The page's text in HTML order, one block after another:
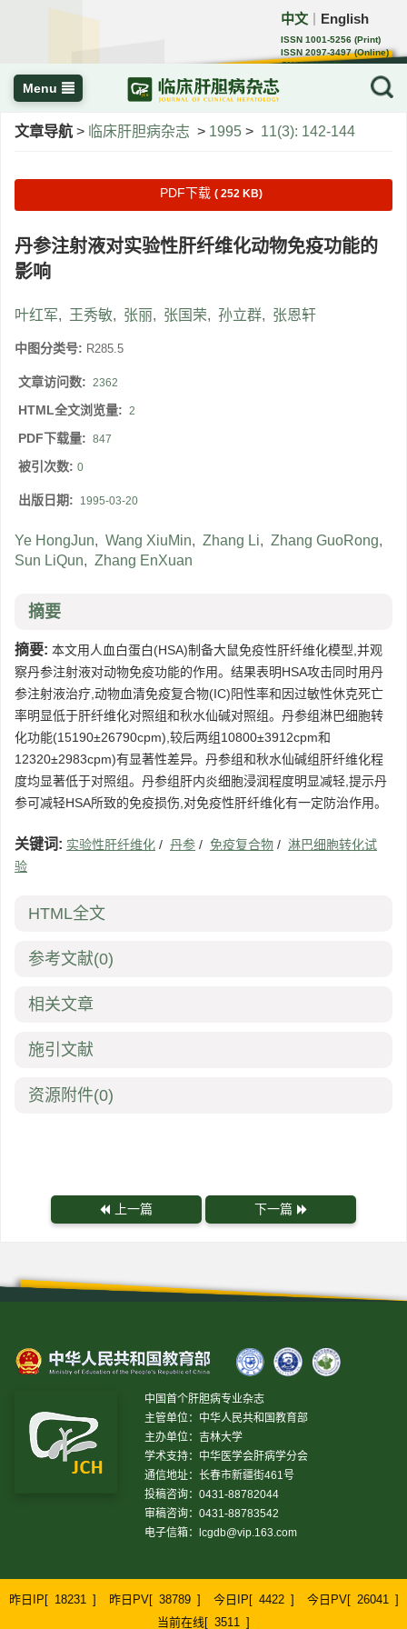
中文 English
ISSN 1001-5256 (Print)
ISSN 2097-3497 (Online)
CN 22-1108/R
Menu
文章导航 > 临床肝胆病杂志 > 1995 > 11(3): 142-144
PDF下载 ( 252 KB)
丹参注射液对实验性肝纤维化动物免疫功能的
影响
叶红军, 王秀敏, 张丽, 张国荣, 孙立群, 张恩轩
中图分类号: R285.5
文章访问数: 2362
HTML全文浏览量: 2
PDF下载量: 847
被引次数: 0
出版日期: 1995-03-20
Ye HongJun, Wang XiuMin, Zhang Li, Zhang GuoRong,
Sun LiQun, Zhang EnXuan
摘要
摘要: 本文用人血白蛋白(HSA)制备大鼠免疫性肝纤维化模型,并观
察丹参注射液对动物免疫功能的作用。结果表明HSA攻击同时用丹
参注射液治疗,动物血清免疫复合物(IC)阳性率和因过敏性休克死亡
率明显低于肝纤维化对照组和秋水仙碱对照组。丹参组淋巴细胞转
化功能(15190±26790cpm),较后两组10800±3912cpm和
12320±2983cpm)有显著性差异。丹参组和秋水仙碱组肝纤维化程
度均显著低于对照组。丹参组肝内炎细胞浸润程度明显减轻,提示丹
参可减轻HSA所致的免疫损伤,对免疫性肝纤维化有一定防治作用。
关键词: 实验性肝纤维化 / 丹参 / 免疫复合物 / 淋巴细胞转化试
验
HTML全文
参考文献(0)
相关文章
施引文献
资源附件(0)
上一篇 下一篇
中国首个肝胆病专业杂志
主管单位：中华人民共和国教育部
主办单位：吉林大学
学术支持：中华医学会肝病学分会
通信地址：长春市新疆街461号
投稿咨询：0431-88782044
审稿咨询：0431-88783542
电子信箱：
lcgdb@vip.163.com
昨日IP[ 18231 ] 昨日PV[ 38789 ] 今日IP[ 4422 ] 今日PV[ 26041 ]
当前在线[ 3511 ]